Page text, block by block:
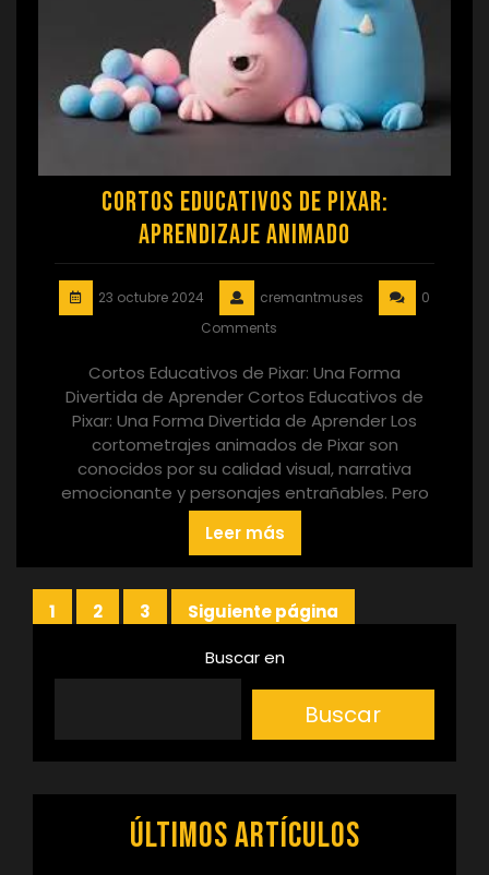
Cortos Educativos de Pixar:
Aprendizaje Animado
23 octubre 2024 cremantmuses
0
Comments
Cortos Educativos de Pixar: Una Forma
Divertida de Aprender Cortos Educativos de
Pixar: Una Forma Divertida de Aprender Los
cortometrajes animados de Pixar son
conocidos por su calidad visual, narrativa
emocionante y personajes entrañables. Pero
Leer más
Paginación
Página
1 Página
2 Página
3
Siguiente página
Buscar en
Buscar
Últimos artículos